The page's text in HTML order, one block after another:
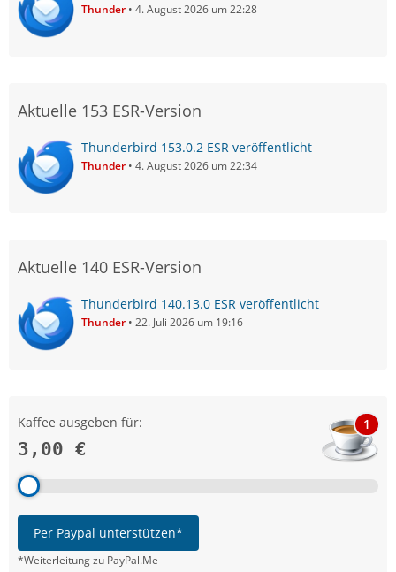
Thunder 4. August 2026 um 22:28
Aktuelle 153 ESR-Version
Thunderbird 153.0.2 ESR veröffentlicht
Thunder 4. August 2026 um 22:34
Aktuelle 140 ESR-Version
Thunderbird 140.13.0 ESR veröffentlicht
Thunder 22. Juli 2026 um 19:16
Kaffee ausgeben für:
3,00 €
1
Per Paypal unterstützen*
*Weiterleitung zu PayPal.Me